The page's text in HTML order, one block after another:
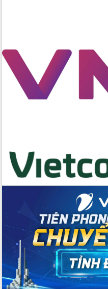
chuyển đổi số cho cán bộ, công chức
cấp xã
Đắk Lắk phát động hưởng ứng Ngày
Quyền của người tiêu dùng Việt Nam
Lương Văn Chánh năm 2026
Phó Bí thư Tỉnh ủy Đắk Lắk Đỗ Hữu
Huy giữ chức Bí thư Đảng ủy Ủy Ban
Nhân dân tỉnh
Bệnh án điện tử thúc đẩy chuyển đổi
số y tế tại Đắk Lắk
Chuyển đổi số thư viện: Mở rộng
không gian tri thức trong thời đại số
Đánh giá, rút kinh nghiệm công tác tổ
chức diễn tập trước ngày bầu cử
Chương trình “Gặp gỡ hữu nghị –
Friendship Meeting New Year 2026”